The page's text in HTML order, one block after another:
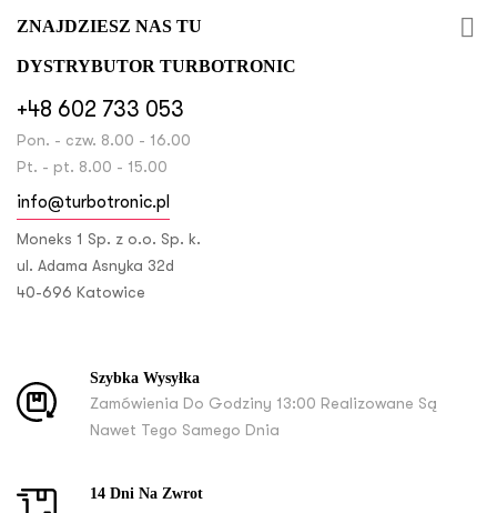
ZNAJDZIESZ NAS TU 
DYSTRYBUTOR TURBOTRONIC
+48 602 733 053
Pon. - czw. 8.00 - 16.00
Pt. - pt. 8.00 - 15.00
info@turbotronic.pl
Moneks 1 Sp. z o.o. Sp. k.
ul. Adama Asnyka 32d
40-696 Katowice
Szybka Wysyłka
Zamówienia Do Godziny 13:00 Realizowane Są
Nawet Tego Samego Dnia
14 Dni Na Zwrot